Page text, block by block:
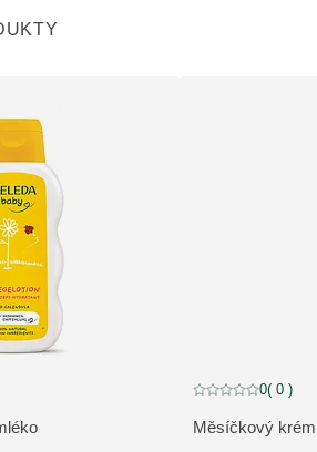
z 5 hvězdiček hodnoceno 0 zákazníky
ZOBRAZIT
Měsíčkový
Aktuální 0( 0 )